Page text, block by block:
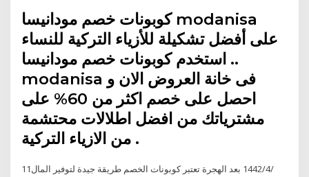
كوبونات خصم مودانيسا modanisa
على أفضل تشكيلة للأزياء التركية للنساء
.. استخدم كوبونات خصم مودانيسا
modanisa فى خانة العروض الان و
احصل على خصم اكثر من 60% على
مشترياتك من افضل اطلالات محتشمة
من الازياء التركية .
11‏‏/4‏‏/1442 بعد الهجرة تعتبر كوبونات الخصم طريقة جيدة لتوفير المال